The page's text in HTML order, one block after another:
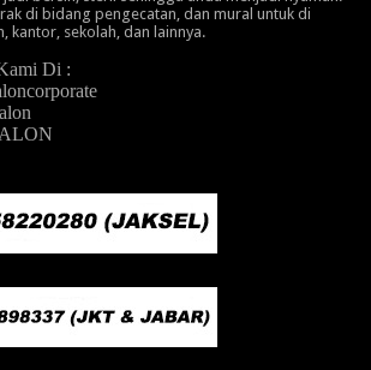
di bidang pengecatan, dan mural untuk di
kantor, sekolah, dan lainnya.
Di :